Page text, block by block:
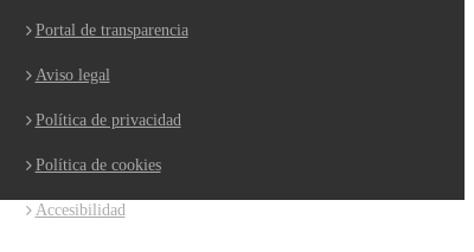
Portal de transparencia
Aviso legal
Política de privacidad
Política de cookies
Accesibilidad